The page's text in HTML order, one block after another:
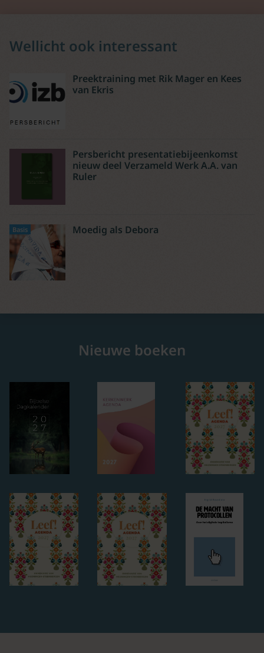
Wellicht ook interessant
Preektraining met Rik Mager en Kees
van Ekris
Persbericht presentatiebijeenkomst
nieuw deel Verzameld Werk A.A. van
Ruler
Basis Moedig als Debora
Nieuwe boeken